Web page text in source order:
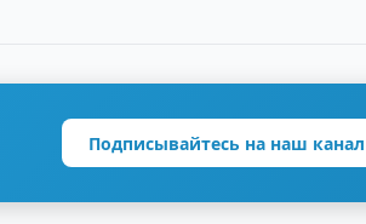
Подписывайтесь на наш канал